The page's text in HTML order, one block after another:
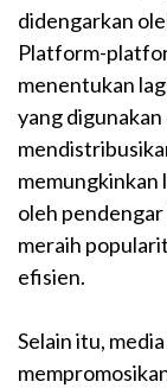
didengarkan
Platform-
menentukan
yang
memungkinkan
oleh
meraih
efisien.
Selain itu,